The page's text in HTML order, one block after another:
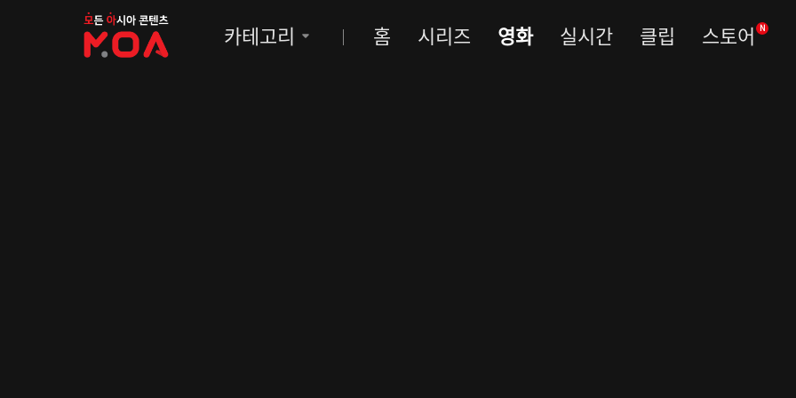
MOA
카테고리 홈 시리즈 영화 실시간 클립 스토어 N